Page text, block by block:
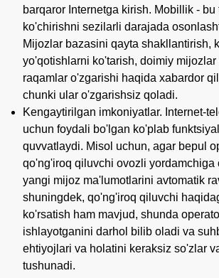
barqaror Internetga kirish. Mobillik - bu
ko'chirishni sezilarli darajada
Mijozlar bazasini qayta shakllantirish,
yo'qotishlarni ko'tarish, doimiy mijozlar
raqamlar o'zgarishi haqida xabardor
chunki ular o'zgarishsiz qoladi.
Kengaytirilgan imkoniyatlar. Internet-
uchun foydali bo'lgan ko'plab
quvvatlaydi. Misol uchun, agar bepul
qo'ng'iroq qiluvchi ovozli yordamchiga
yangi mijoz ma'lumotlarini avtomatik
shuningdek, qo'ng'iroq qiluvchi
ko'rsatish ham mavjud, shunda
ishlayotganini darhol bilib oladi va
ehtiyojlari va holatini keraksiz so'zlar
tushunadi.